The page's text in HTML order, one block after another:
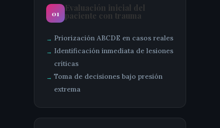
01
Evaluación inicial del
paciente con trauma
Priorización ABCDE en casos reales
Identificación inmediata de lesiones
críticas
Toma de decisiones bajo presión
extrema